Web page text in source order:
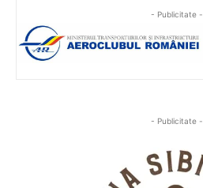
- Publicitate -
- Publicitate -